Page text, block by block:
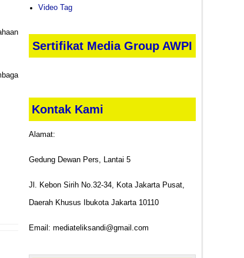
Video Tag
Sertifikat Media Group AWPI
Kontak Kami
Alamat:
Gedung Dewan Pers, Lantai 5
Jl. Kebon Sirih No.32-34, Kota Jakarta Pusat,
Daerah Khusus Ibukota Jakarta 10110
Email: mediateliksandi@gmail.com